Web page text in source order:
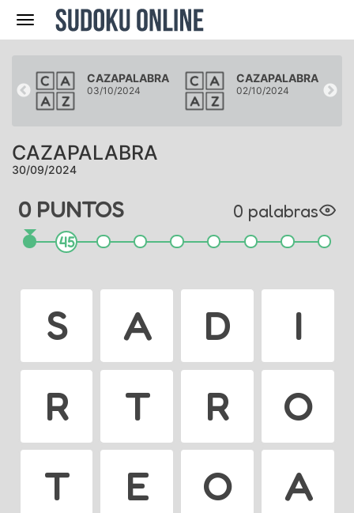
Navegación
CAZAPALABRA
03/10/2024
CAZAPALABRA
02/10/2024
CAZAPALABRA
30/09/2024
0PUNTOS 0 palabras
45
S A D
I
R
T R
O
T
E O
A